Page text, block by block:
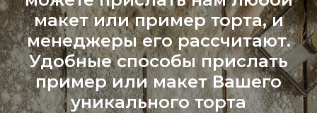
макет или пример торта, и
менеджеры его рассчитают.
Удобные способы прислать
пример или макет Вашего
уникального торта